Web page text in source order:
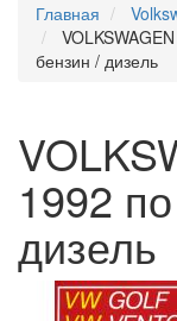
Главная
бензин / дизель
1992
дизель